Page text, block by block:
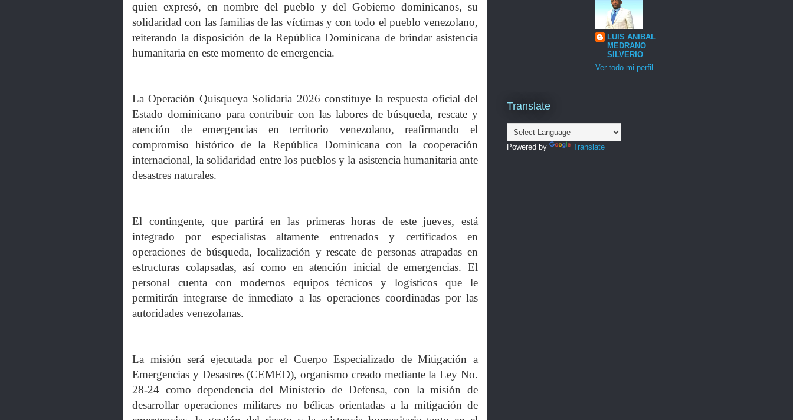
quien expresó, en nombre del pueblo y del Gobierno dominicanos, su
solidaridad con las familias de las víctimas y con todo el pueblo venezolano,
reiterando la disposición de la República Dominicana de brindar asistencia
humanitaria en este momento de emergencia.
La Operación Quisqueya Solidaria 2026 constituye la respuesta oficial del
Estado dominicano para contribuir con las labores de búsqueda, rescate y
atención de emergencias en territorio venezolano, reafirmando el
compromiso histórico de la República Dominicana con la cooperación
internacional, la solidaridad entre los pueblos y la asistencia humanitaria ante
desastres naturales.
El contingente, que partirá en las primeras horas de este jueves, está
integrado por especialistas altamente entrenados y certificados en
operaciones de búsqueda, localización y rescate de personas atrapadas en
estructuras colapsadas, así como en atención inicial de emergencias. El
personal cuenta con modernos equipos técnicos y logísticos que le
permitirán integrarse de inmediato a las operaciones coordinadas por las
autoridades venezolanas.
La misión será ejecutada por el Cuerpo Especializado de Mitigación a
Emergencias y Desastres (CEMED), organismo creado mediante la Ley No.
28-24 como dependencia del Ministerio de Defensa, con la misión de
desarrollar operaciones militares no bélicas orientadas a la mitigación de
LUIS ANIBAL
MEDRANO
SILVERIO
Ver todo mi perfil
Translate
Powered by Translate